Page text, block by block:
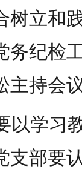
树立和
务纪检
主持会
以学习
支部要